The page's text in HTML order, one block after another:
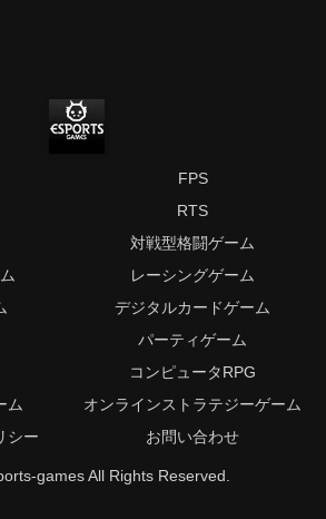
FPS
RTS
対戦型格闘ゲーム
レーシングゲーム
デジタルカードゲーム
パーティゲーム
コンピュータRPG
ム
オンラインストラテジーゲーム
シー
お問い合わせ
games All Rights Reserved.